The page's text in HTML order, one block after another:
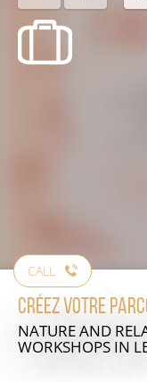
CALL
Créez votre
NATURE AND
WORKSHOPS IN